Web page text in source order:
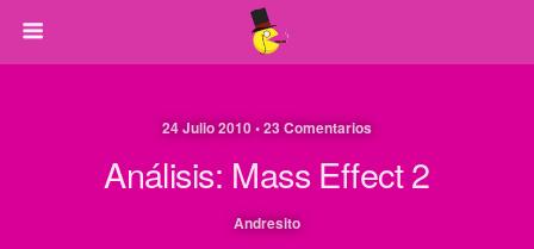
24 Julio 2010 • 23 Comentarios
Análisis: Mass Effect 2
Andresito